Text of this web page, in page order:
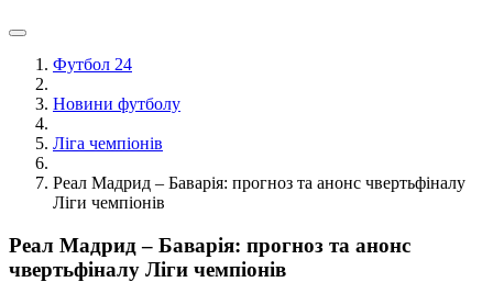
Футбол 24
Новини футболу
Ліга чемпіонів
Реал Мадрид – Баварія: прогноз та анонс чвертьфіналу
Ліги чемпіонів
Реал Мадрид – Баварія: прогноз та анонс
чвертьфіналу Ліги чемпіонів